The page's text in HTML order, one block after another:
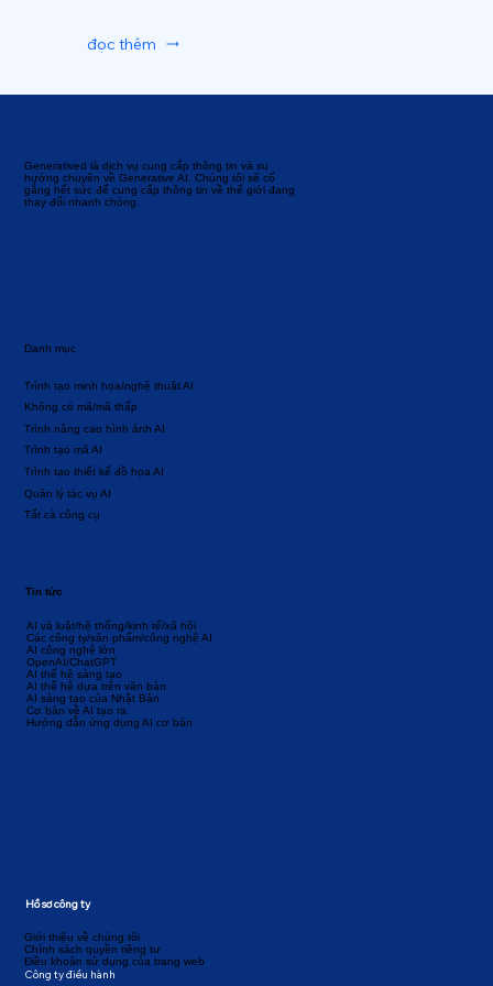
Generatived là dịch vụ cung cấp thông tin và xu
hướng chuyên về Generative AI. Chúng tôi sẽ cố
gắng hết sức để cung cấp thông tin về thế giới đang
thay đổi nhanh chóng.
Danh mục
Tất cả công cụ
Quản lý tác vụ AI
Trình tạo thiết kế đồ họa AI
Không có mã/mã thấp
Trình tạo mã AI
Trình nâng cao hình ảnh AI
Trình tạo minh họa/nghệ thuật AI
AI và luật/hệ thống/kinh tế/xã hội
Các công ty/sản phẩm/công nghệ AI
AI công nghệ lớn
OpenAI/ChatGPT
AI thế hệ sáng tạo
AI thế hệ dựa trên văn bản
AI sáng tạo của Nhật Bản
Cơ bản về AI tạo ra
Hướng dẫn ứng dụng AI cơ bản
Tin tức
Giới thiệu về chúng tôi
Chính sách quyền riêng tư
Điều khoản sử dụng của trang web
Công ty điều hành
Hồ sơ công ty
đọc thêm